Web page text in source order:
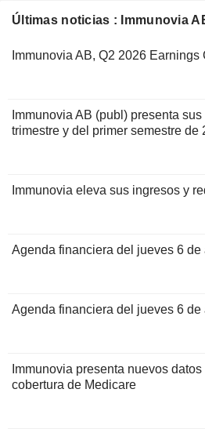
Últimas noticias : Immunovia
Immunovia AB, Q2 2026
Immunovia AB (publ) presenta
trimestre y del primer semestre de
Immunovia eleva sus ingresos y
Agenda financiera del jueves 6 de
Agenda financiera del jueves 6 de
Immunovia presenta nuevos
cobertura de Medicare